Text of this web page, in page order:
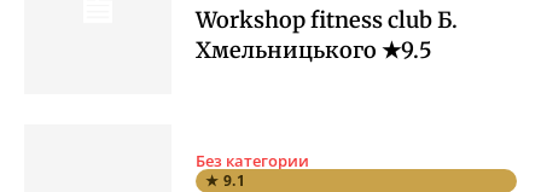
Workshop fitness club Б.
Хмельницького ★9.5
Без категории
★ 9.1